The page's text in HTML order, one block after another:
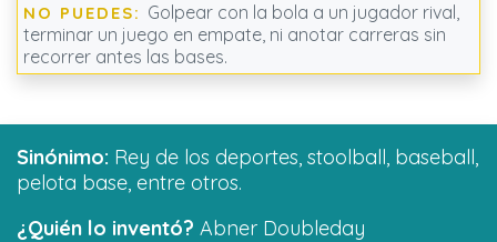
NO PUEDES: Golpear con la bola a un jugador rival,
terminar un juego en empate, ni anotar carreras sin
recorrer antes las bases.
Sinónimo: Rey de los deportes, stoolball, baseball,
pelota base, entre otros.
¿Quién lo inventó? Abner Doubleday